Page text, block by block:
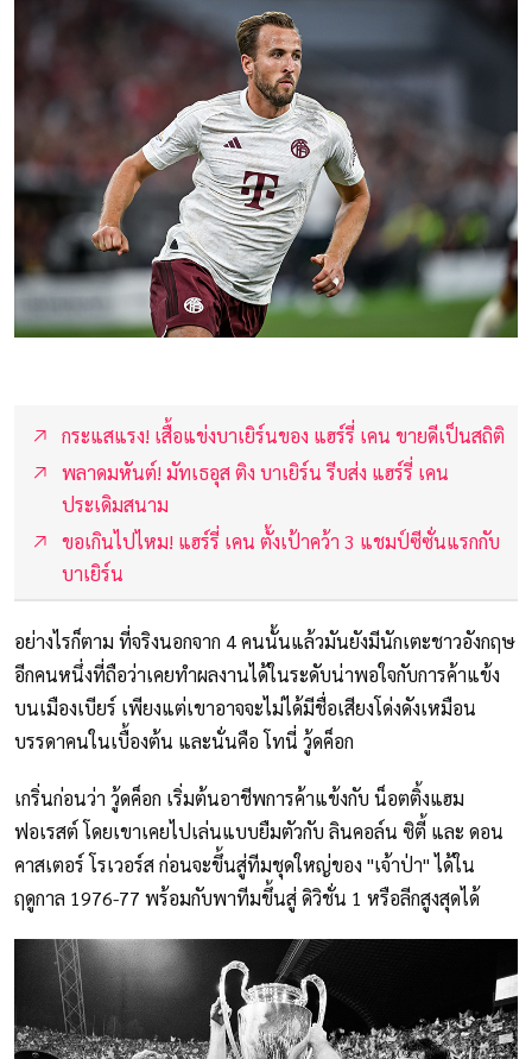
กระแสแรง! เสื้อแข่งบาเยิร์นของ แฮร์รี่ เคน ขายดีเป็นสถิติ
พลาดมหันต์! มัทเธอุส ติง บาเยิร์น รีบส่ง แฮร์รี่ เคน
ประเดิมสนาม
ขอเกินไปไหม! แฮร์รี่ เคน ตั้งเป้าคว้า 3 แชมป์ซีซั่นแรกกับ
บาเยิร์น
อย่างไรก็ตาม ที่จริงนอกจาก 4 คนนั้นแล้วมันยังมีนักเตะชาวอังกฤษ
อีกคนหนึ่งที่ถือว่าเคยทำผลงานได้ในระดับน่าพอใจกับการค้าแข้ง
บนเมืองเบียร์ เพียงแต่เขาอาจจะไม่ได้มีชื่อเสียงโด่งดังเหมือน
บรรดาคนในเบื้องต้น และนั่นคือ โทนี่ วู้ดค็อก
เกริ่นก่อนว่า วู้ดค็อก เริ่มต้นอาชีพการค้าแข้งกับ น็อตติ้งแฮม
ฟอเรสต์ โดยเขาเคยไปเล่นแบบยืมตัวกับ ลินคอล์น ซิตี้ และ ดอน
คาสเตอร์ โรเวอร์ส ก่อนจะขึ้นสู่ทีมชุดใหญ่ของ "เจ้าป่า" ได้ใน
ฤดูกาล 1976-77 พร้อมกับพาทีมขึ้นสู่ ดิวิชั่น 1 หรือลีกสูงสุดได้